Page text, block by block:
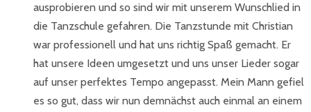
ausprobieren und so sind wir mit unserem Wunschlied in
die Tanzschule gefahren. Die Tanzstunde mit Christian
war professionell und hat uns richtig Spaß gemacht. Er
hat unsere Ideen umgesetzt und uns unser Lieder sogar
auf unser perfektes Tempo angepasst. Mein Mann gefiel
es so gut, dass wir nun demnächst auch einmal an einem